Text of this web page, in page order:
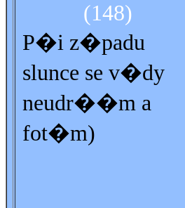
(148)
P�i z�padu
slunce se v�dy
neudr��m a
fot�m)